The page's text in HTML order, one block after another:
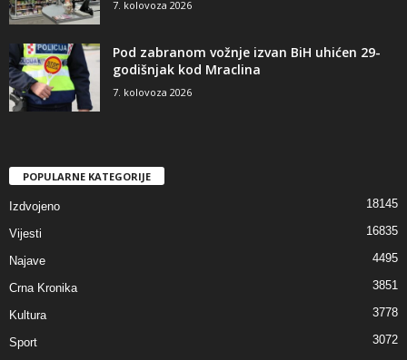
7. kolovoza 2026
Pod zabranom vožnje izvan BiH uhićen 29-
godišnjak kod Mraclina
7. kolovoza 2026
POPULARNE KATEGORIJE
Izdvojeno 18145
Vijesti 16835
Najave 4495
Crna Kronika 3851
Kultura 3778
Sport
3072